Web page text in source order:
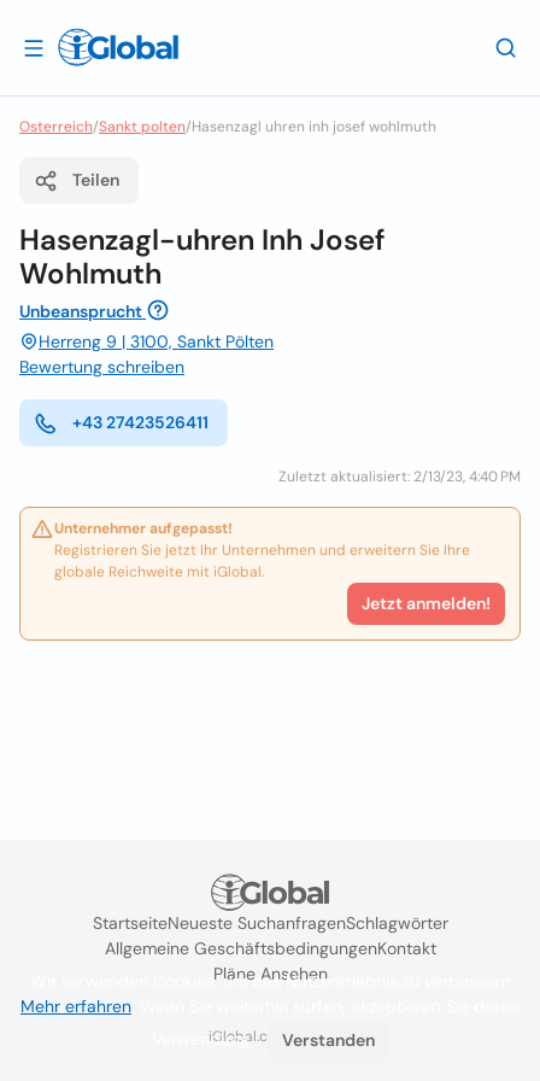
Osterreich/Sankt polten/Hasenzagl uhren inh josef wohlmuth
Teilen
Hasenzagl-uhren Inh Josef
Wohlmuth
Unbeansprucht
Herreng 9 | 3100, Sankt Pölten
Bewertung schreiben
+43 27423526411
Zuletzt aktualisiert: 2/13/23, 4:40 PM
Unternehmer aufgepasst!
Registrieren Sie jetzt Ihr Unternehmen und erweitern Sie Ihre
globale Reichweite mit iGlobal.
Jetzt anmelden!
StartseiteNeueste SuchanfragenSchlagwörter
Allgemeine GeschäftsbedingungenKontakt
Pläne Ansehen
iGlobal.co @ 2024
Wir verwenden Cookies, um das Nutzererlebnis zu verbessern
Mehr erfahren
Verwendung.
Verstanden